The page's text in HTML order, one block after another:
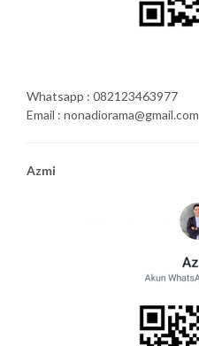
Whatsapp : 082123463977
Email : nonadiorama@gmail.com
Azmi